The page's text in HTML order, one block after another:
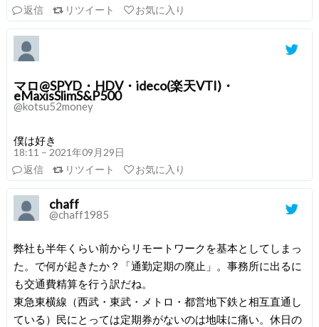
返信
リツイート お気に入り
マロ@SPYD・HDV・ideco(楽天VTI)・
eMaxisSlimS&P500
@kotsu52money
僕は好き
18:11 – 2021年09月29日
返信
リツイート お気に入り
chaff
@chaff1985
弊社も半年くらい前からリモートワークを基本としてしまっ
た。で何が起きたか？「通勤定期の廃止」。事務所に出るに
も交通費精算を行う訳だね。
東急東横線（西武・東武・メトロ・都営地下鉄と相互直通し
ている）民にとっては定期券がないのは地味に痛い。休日の